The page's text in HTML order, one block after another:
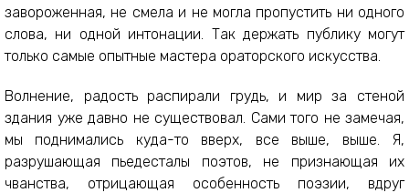
завороженная, не смела и не могла пропустить ни одного
слова, ни одной интонации. Так держать публику могут
только самые опытные мастера ораторского искусства.
Волнение, радость распирали грудь, и мир за стеной
здания уже давно не существовал. Сами того не замечая,
мы поднимались куда-то вверх, все выше, выше. Я,
разрушающая пьедесталы поэтов, не признающая их
чванства, отрицающая особенность поэзии, вдруг